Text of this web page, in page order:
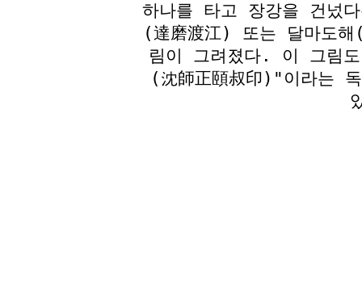
하나를 타고 장강을 건넜
(達磨渡江) 또는 달마도
림이 그려졌다. 이 그림
(沈師正頤叔印)"이라는